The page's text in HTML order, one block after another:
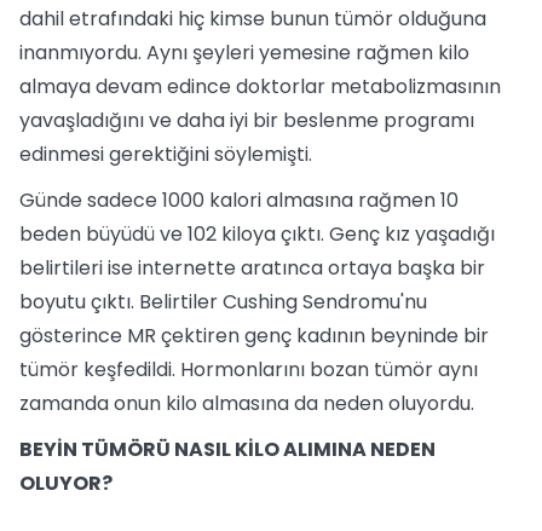
dahil etrafındaki hiç kimse bunun tümör olduğuna
inanmıyordu. Aynı şeyleri yemesine rağmen kilo
almaya devam edince doktorlar metabolizmasının
yavaşladığını ve daha iyi bir beslenme programı
edinmesi gerektiğini söylemişti.
Günde sadece 1000 kalori almasına rağmen 10
beden büyüdü ve 102 kiloya çıktı. Genç kız yaşadığı
belirtileri ise internette aratınca ortaya başka bir
boyutu çıktı. Belirtiler Cushing Sendromu'nu
gösterince MR çektiren genç kadının beyninde bir
tümör keşfedildi. Hormonlarını bozan tümör aynı
zamanda onun kilo almasına da neden oluyordu.
BEYİN TÜMÖRÜ NASIL KİLO ALIMINA NEDEN
OLUYOR?